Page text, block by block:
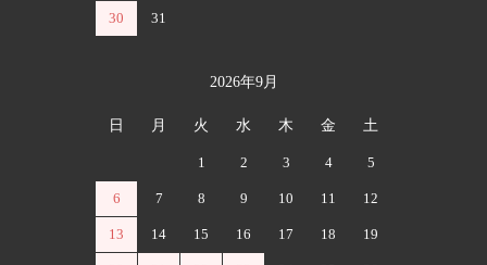
30 31
2026年9月
日 月 火 水 木 金 土
1 2 3 4 5
6 7 8 9 10 11 12
13 14 15 16 17 18 19